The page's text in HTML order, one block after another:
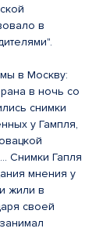
в
в Москву:
в ночь со
снимки
у Гампля,
Снимки Гапля
мнения у
жили в
своей